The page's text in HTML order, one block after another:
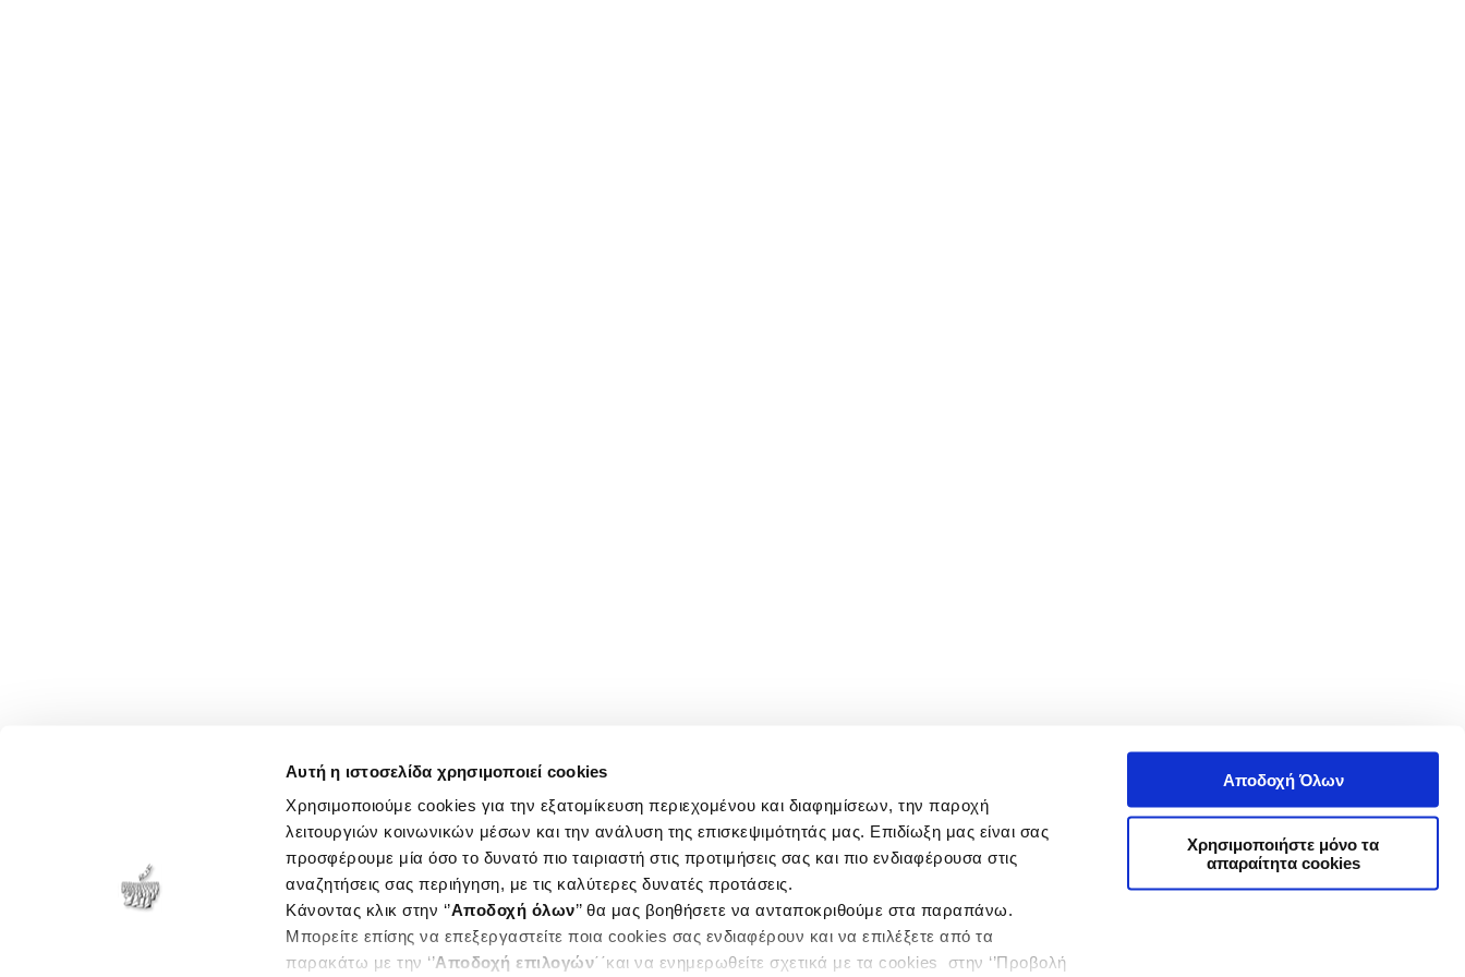
Αυτή η ιστοσελίδα χρησιμοποιεί cookies
Χρησιμοποιούμε cookies για την εξατομίκευση περιεχομένου και διαφημίσεων, την παροχή
λειτουργιών κοινωνικών μέσων και την ανάλυση της επισκεψιμότητάς μας. Επιδίωξη μας είναι σας
προσφέρουμε μία όσο το δυνατό πιο ταιριαστή στις προτιμήσεις σας και πιο ενδιαφέρουσα στις
αναζητήσεις σας περιήγηση, με τις καλύτερες δυνατές προτάσεις.
Κάνοντας κλικ στην ‘’Αποδοχή όλων’’ θα μας βοηθήσετε να ανταποκριθούμε στα παραπάνω.
Μπορείτε επίσης να επεξεργαστείτε ποια cookies σας ενδιαφέρουν και να επιλέξετε από τα
παρακάτω με την ‘’Αποδοχή επιλογών΄΄και να ενημερωθείτε σχετικά με τα cookies στην ‘’Προβολή
Αποδοχή Όλων
Χρησιμοποιήστε μόνο τα
απαραίτητα cookies